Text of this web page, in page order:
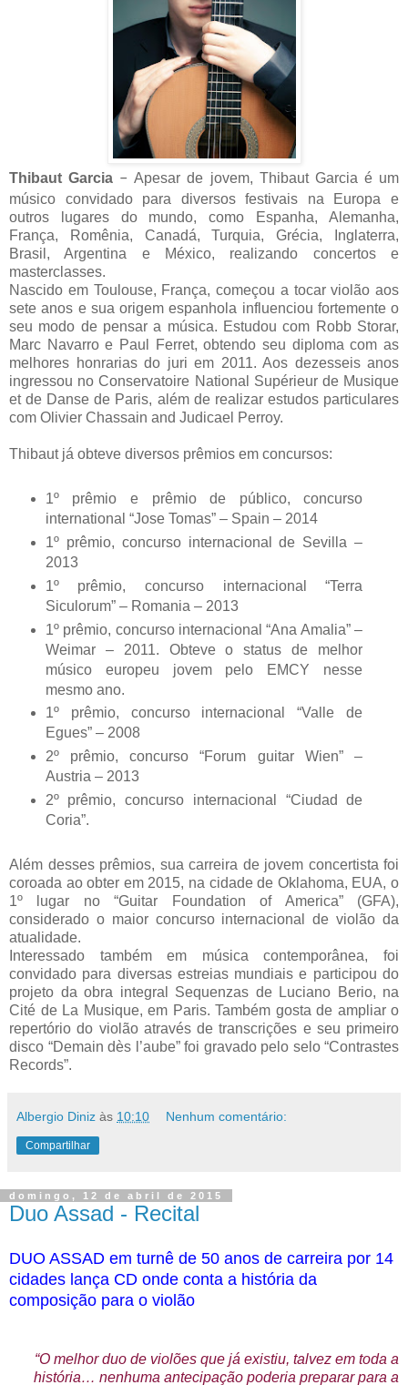
Thibaut Garcia –Apesar de jovem, Thibaut Garcia é um
músico convidado para diversos festivais na Europa e
outros lugares do mundo, como Espanha, Alemanha,
França, Romênia, Canadá, Turquia, Grécia, Inglaterra,
Brasil, Argentina e México, realizando concertos e
masterclasses.
Nascido em Toulouse, França, começou a tocar violão aos
sete anos e sua origem espanhola influenciou fortemente o
seu modo de pensar a música. Estudou com Robb Storar,
Marc Navarro e Paul Ferret, obtendo seu diploma com as
melhores honrarias do juri em 2011. Aos dezesseis anos
ingressou no Conservatoire National Supérieur de Musique
et de Danse de Paris, além de realizar estudos particulares
com Olivier Chassain and Judicael Perroy.
Thibaut já obteve diversos prêmios em concursos:
1º prêmio e prêmio de público, concurso
international “Jose Tomas” – Spain – 2014
1º prêmio, concurso internacional de Sevilla –
2013
1º prêmio, concurso internacional “Terra
Siculorum” – Romania – 2013
1º prêmio, concurso internacional “Ana Amalia” –
Weimar – 2011. Obteve o status de melhor
músico europeu jovem pelo EMCY nesse
mesmo ano.
1º prêmio, concurso internacional “Valle de
Egues” – 2008
2º prêmio, concurso “Forum guitar Wien” –
Austria – 2013
2º prêmio, concurso internacional “Ciudad de
Coria”.
Além desses prêmios, sua carreira de jovem concertista foi
coroada ao obter em 2015, na cidade de Oklahoma, EUA, o
1º lugar no “Guitar Foundation of America” (GFA),
considerado o maior concurso internacional de violão da
atualidade.
Interessado também em música contemporânea, foi
convidado para diversas estreias mundiais e participou do
projeto da obra integral Sequenzas de Luciano Berio, na
Cité de La Musique, em Paris. Também gosta de ampliar o
repertório do violão através de transcrições e seu primeiro
disco “Demain dès l’aube” foi gravado pelo selo “Contrastes
Records”.
Albergio Diniz às 10:10 Nenhum comentário:
Compartilhar
domingo, 12 de abril de 2015
Duo Assad - Recital
DUO ASSAD em turnê de 50 anos de carreira por 14
cidades lança CD onde conta a história da
composição para o violão
“O melhor duo de violões que já existiu, talvez em toda a
história… nenhuma antecipação poderia preparar para a